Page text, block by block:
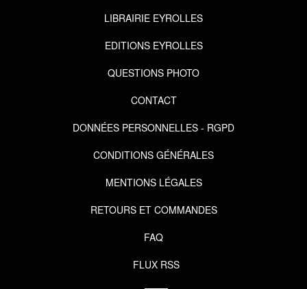
LIBRAIRIE EYROLLES
EDITIONS EYROLLES
QUESTIONS PHOTO
CONTACT
DONNÉES PERSONNELLES - RGPD
CONDITIONS GÉNÉRALES
MENTIONS LÉGALES
RETOURS ET COMMANDES
FAQ
FLUX RSS